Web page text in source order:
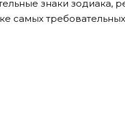
знаки зодиака,
самых